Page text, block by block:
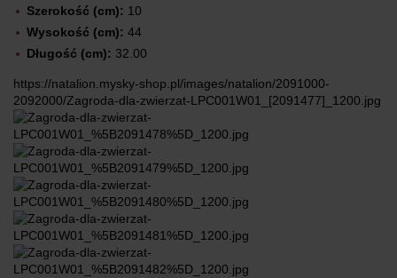
Szerokość (cm): 10
Wysokość (cm): 44
Długość (cm): 32.00
https://natalion.mysky-shop.pl/images/natalion/2091000-
2092000/Zagroda-dla-zwierzat-LPC001W01_[2091477]_1200.jpg